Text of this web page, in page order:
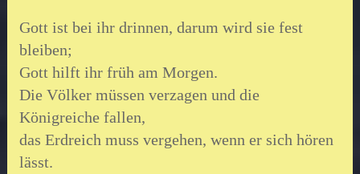
Gott ist bei ihr drinnen, darum wird sie fest
bleiben;
Gott hilft ihr früh am Morgen.
Die Völker müssen verzagen und die
Königreiche fallen,
das Erdreich muss vergehen, wenn er sich hören
lässt.